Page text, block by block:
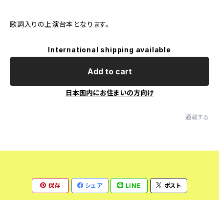
歌詞入りの上演台本となります。
International shipping available
Add to cart
日本国内にお住まいの方向け
通報する
保存 シェア LINE ポスト